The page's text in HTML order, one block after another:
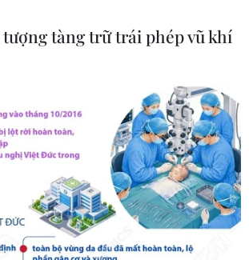
GP-BTTTT do Bộ Thông tin và Truyền thông
Nguyễn Thị Tám: 093.5958688, Email:
- (024) 39411348, Fax: (024)
về VietnamPlus, TTXVN. Cấm sao chép dưới
tàng trữ trái phép vũ khí